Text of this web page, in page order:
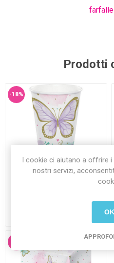
farfalle
Prodotti
-18%
Bicchieri 266 ml Farfalle 8
pezzi
I cookie ci aiutano a offrire
nostri servizi,
OK